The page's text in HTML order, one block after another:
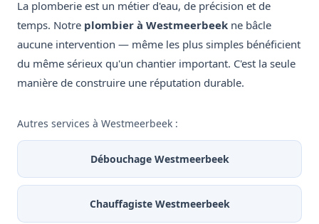
La plomberie est un métier d'eau, de précision et de
temps. Notre plombier à Westmeerbeek ne bâcle
aucune intervention — même les plus simples bénéficient
du même sérieux qu'un chantier important. C'est la seule
manière de construire une réputation durable.
Autres services à Westmeerbeek :
Débouchage Westmeerbeek
Chauffagiste Westmeerbeek